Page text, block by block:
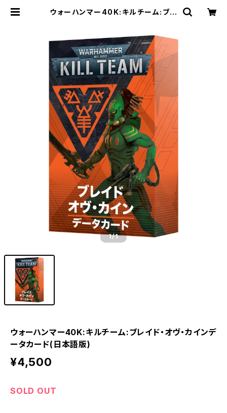
ウォーハンマー40K:キルチーム:ブレ
ウォーハンマー中心のミニチュアゲー
ムショップ
1/1
ウォーハンマー40K:キルチーム:ブレイド・オヴ・カインデ
ータカード(日本語版)
¥4,500
SOLD OUT